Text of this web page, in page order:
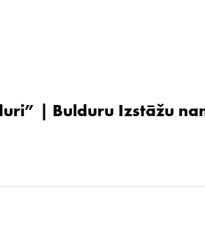
| Bulduru Izstāžu